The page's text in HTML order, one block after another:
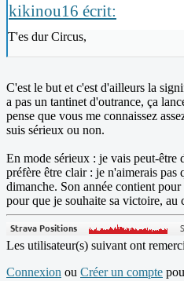
kikinou16 écrit:
T'es dur Circus,
C'est le but et c'est d'ailleurs la
a pas un tantinet d'outrance, ça
pense que vous me connaissez
suis sérieux ou non.
En mode sérieux : je vais peut-être
préfère être clair : je n'aimerais
dimanche. Son année contient
pour que je souhaite sa victoire, au
Les utilisateur(s) suivant ont
Connexion ou Créer un compte